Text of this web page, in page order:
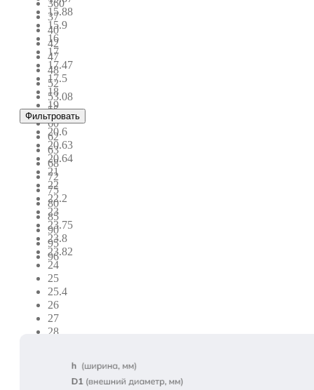
360
37
40
42
47
48
52
53.08
55
60
62
63
68
72
75
80
85
90
95
96
15.88
15.9
16
17
17.47
17.5
18
19
20
20.6
20.63
20.64
21
22
22.2
23
23.75
23.8
23.82
24
25
25.4
26
27
28
30.16
Фильтровать